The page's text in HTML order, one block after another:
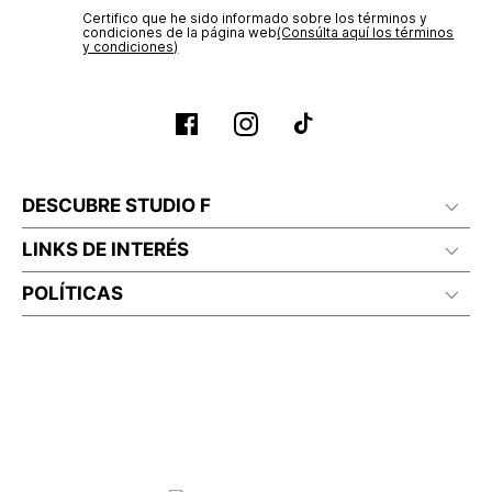
Certifico que he sido informado sobre los términos y
condiciones de la página web‎(Consúlta aquí los términos
y condiciones)
DESCUBRE STUDIO F
LINKS DE INTERÉS
POLÍTICAS